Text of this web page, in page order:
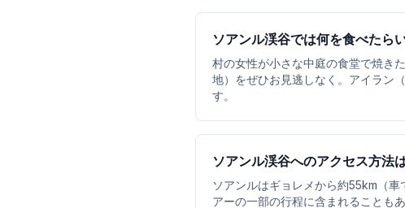
ソアンル渓谷では何を食べたら
村の女性が小さな中庭の食堂で焼き
地）をぜひお見逃しなく。アイラン
す。
ソアンル渓谷へのアクセス方法
ソアンルはギョレメから約55km（
アーの一部の行程に含まれることも